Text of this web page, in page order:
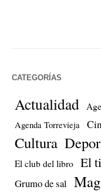
CATEGORÍAS
Actualidad
Agenda Torrevieja
Cultura
El club del libro El
Grumo de sal